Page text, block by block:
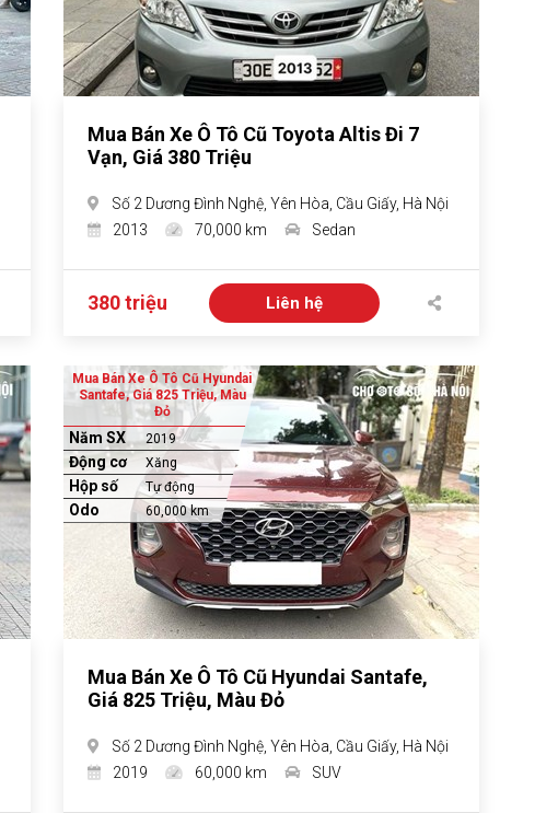
Mua Bán Xe Ô Tô Cũ Toyota Altis Đi 7
Vạn, Giá 380 Triệu
Số 2 Dương Đình Nghệ, Yên Hòa, Cầu Giấy, Hà Nội
2013
70,000 km Sedan
380 triệu Liên hệ
Mua Bán Xe Ô Tô Cũ Hyundai
Santafe, Giá 825 Triệu, Màu
Đỏ
Năm SX 2019
Động cơ Xăng
Hộp số Tự động
Odo 60,000 km
Mua Bán Xe Ô Tô Cũ Hyundai Santafe,
Giá 825 Triệu, Màu Đỏ
Số 2 Dương Đình Nghệ, Yên Hòa, Cầu Giấy, Hà Nội
2019
60,000 km SUV